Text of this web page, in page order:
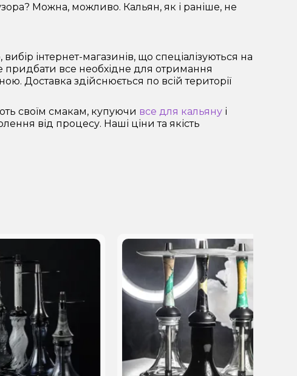
Можна, можливо. Кальян, як і раніше, не
інтернет-магазинів, що спеціалізуються на
все необхідне для отримання
Доставка здійснюється по всій території
своїм смакам, купуючи все для кальянуі
від процесу. Наші ціни та якість